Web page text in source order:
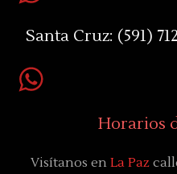
Santa Cruz: (591)
Horarios
Visítanos en La Paz